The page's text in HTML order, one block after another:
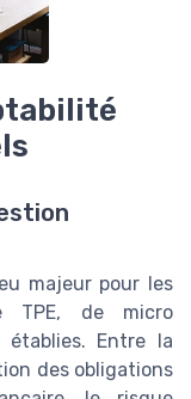
majeur pour les
TPE, de micro
Entre la
des obligations